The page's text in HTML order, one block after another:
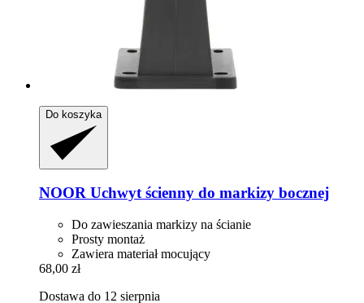
Do koszyka
NOOR Uchwyt ścienny do markizy bocznej
Do zawieszania markizy na ścianie
Prosty montaż
Zawiera materiał mocujący
68,00 zł
Dostawa do 12 sierpnia